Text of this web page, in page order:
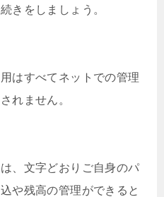
きをしましょう。
はすべてネットでの管理
れません。
、文字どおりご自身のパ
や残高の管理ができると